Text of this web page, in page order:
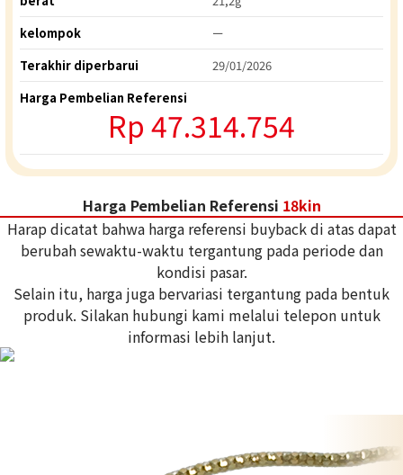
kelompok
ー
Terakhir diperbarui
29/01/2026
Harga Pembelian Referensi
Rp 47.314.754
Harga Pembelian Referensi 18kin
Harap dicatat bahwa harga referensi buyback di atas dapat
berubah sewaktu-waktu tergantung pada periode dan
kondisi pasar.
Selain itu, harga juga bervariasi tergantung pada bentuk
produk. Silakan hubungi kami melalui telepon untuk
informasi lebih lanjut.